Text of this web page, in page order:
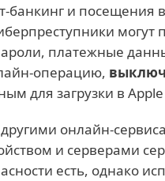
банкинг и посещения
могут
платежные
операцию,
для загрузки в
онлайн-
и серверами
есть, однако